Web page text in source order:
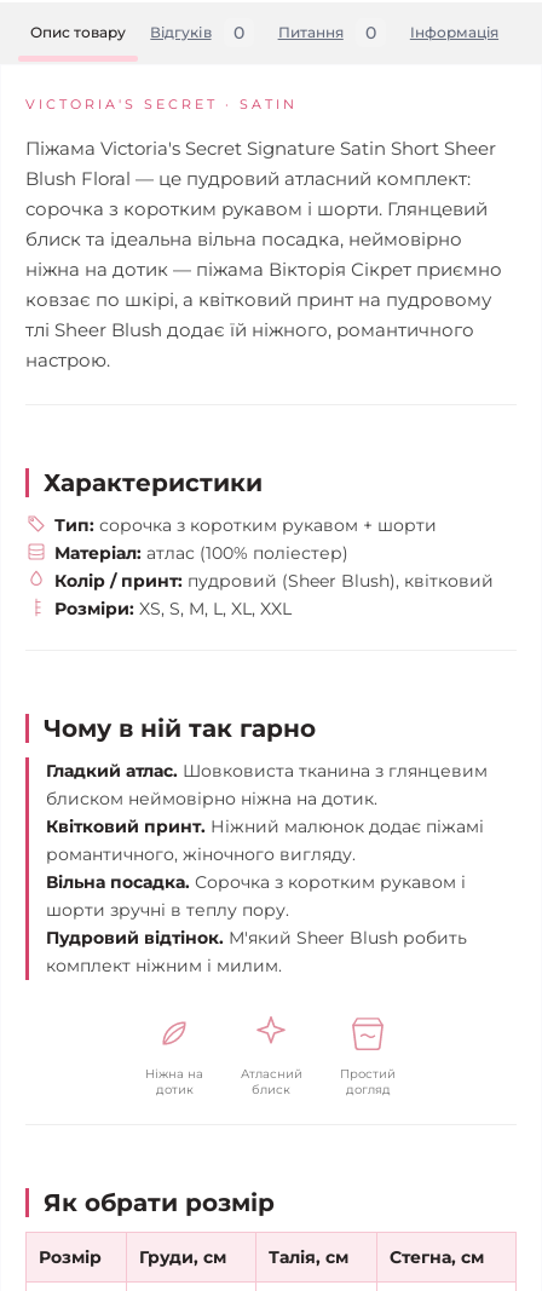
Опис товару Відгуків 0 Питання 0 Iнформація
VICTORIA'S SECRET · SATIN
Піжама Victoria's Secret Signature Satin Short Sheer
Blush Floral — це пудровий атласний комплект:
сорочка з коротким рукавом і шорти. Глянцевий
блиск та ідеальна вільна посадка, неймовірно
ніжна на дотик — піжама Вікторія Сікрет приємно
ковзає по шкірі, а квітковий принт на пудровому
тлі Sheer Blush додає їй ніжного, романтичного
настрою.
Характеристики
Тип: сорочка з коротким рукавом + шорти
Матеріал: атлас (100% поліестер)
Колір / принт: пудровий (Sheer Blush), квітковий
Розміри: XS, S, M, L, XL, XXL
Чому в ній так гарно
Гладкий атлас. Шовковиста тканина з глянцевим
блиском неймовірно ніжна на дотик.
Квітковий принт. Ніжний малюнок додає піжамі
романтичного, жіночного вигляду.
Вільна посадка. Сорочка з коротким рукавом і
шорти зручні в теплу пору.
Пудровий відтінок. М'який Sheer Blush робить
комплект ніжним і милим.
Ніжна на
дотик
Атласний
блиск
Простий
догляд
Як обрати розмір
Розмір Груди, см Талія, см Стегна, см